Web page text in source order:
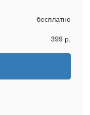
бесплатно
399 р.